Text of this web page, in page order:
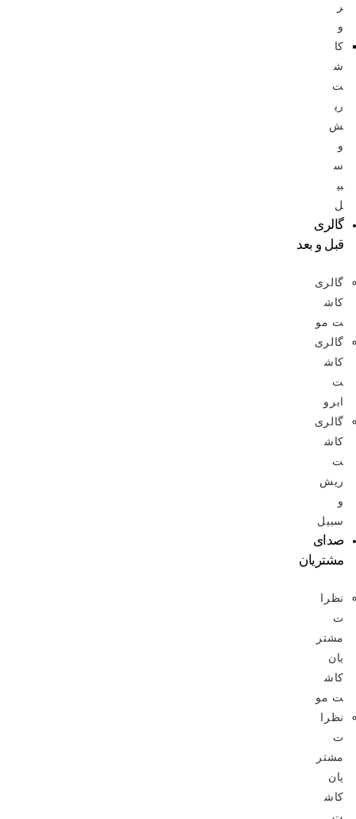
ر
و
کا
ش
ت
ری
ش
و
س
بی
ل
گالری
قبل و بعد
گالری
کاش
ت مو
گالری
کاش
ت
ابرو
گالری
کاش
ت
ریش
و
سبیل
صدای
مشتریان
نظرا
ت
مشتر
یان
کاش
ت مو
نظرا
ت
مشتر
یان
کاش